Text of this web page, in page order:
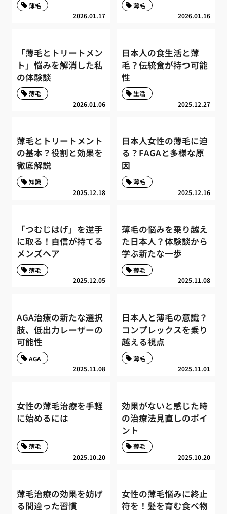
2026.01.17
薄毛
2026.01.16
薄毛
「薄毛とトリートメン
ト」悩みを解消した私
の体験談
2026.01.06
薄毛
日本人の食生活と薄
毛？伝統食が持つ可能
性
2025.12.27
生活
薄毛とトリートメント
の基本？役割と効果を
徹底解説
2025.12.18
知識
日本人女性の薄毛に迫
る？FAGAと多様な原
因
2025.12.16
薄毛
「つむじはげ」を逆手
に取る！自信が持てる
メンズヘア
2025.12.05
薄毛
薄毛の悩みを乗り越え
た日本人？体験談から
学ぶ新たな一歩
2025.11.08
薄毛
AGA治療の新たな選択
肢、低出力レーザーの
可能性
2025.11.08
AGA
日本人と薄毛の意識？
コンプレックスを乗り
越える視点
2025.11.01
薄毛
女性の薄毛治療を手軽
に始めるには
2025.10.20
薄毛
効果がないと感じた時
の治療法見直しのポイ
ント
2025.10.20
薄毛
薄毛治療の効果を妨げ
る間違った習慣
女性の薄毛悩みに終止
符を！髪を育む食べ物